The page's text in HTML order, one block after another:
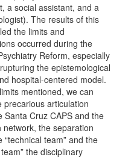
a social assistant, and a
The results of this
the limits and
occurred during the
Reform, especially
the epistemological
hospital-centered model.
mentioned, we can
precarious articulation
Santa Cruz CAPS and the
network, the separation
“technical team” and the
the disciplinary